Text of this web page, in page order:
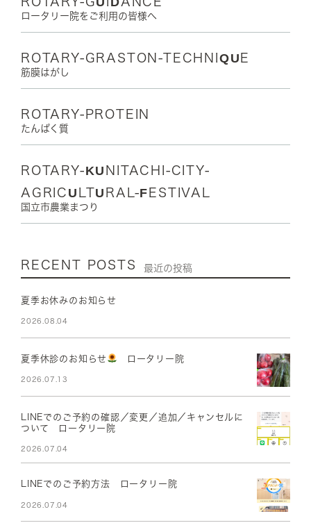
ロータリー院をご利用の皆様へ
ROTARY-GRASTON-TECHNIQUE
筋膜はがし
ROTARY-PROTEIN
たんぱく質
ROTARY-KUNITACHI-CITY-
AGRICULTURAL-FESTIVAL
国立市農業まつり
RECENT POSTS 最近の投稿
夏季お休みのお知らせ
2026.08.04
夏季休診のお知らせ ロータリー院
2026.07.13
LINEでのご予約の確認／変更／追加／キャンセルに
ついて ロータリー院
2026.07.04
LINEでのご予約方法 ロータリー院
2026.07.04